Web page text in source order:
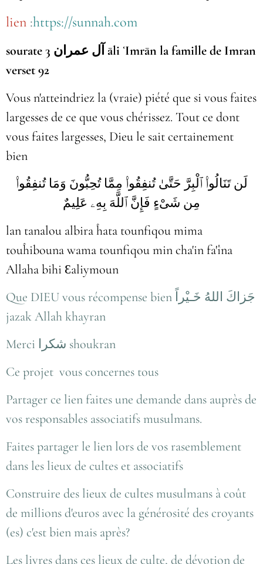
lien :https://sunnah.com
sourate 3 آل عمران āli ʿImrān la famille de Imran
verset 92
Vous n'atteindriez la (vraie) piété que si vous faites
largesses de ce que vous chérissez. Tout ce dont
vous faites largesses, Dieu le sait certainement
bien
لَن تَنَالُوا۟ ٱلْبِرَّ حَتَّىٰ تُنفِقُوا۟ مِمَّا تُحِبُّونَ وَمَا تُنفِقُوا۟
مِن شَىْءٍ فَإِنَّ ٱللَّهَ بِهِۦ عَلِيمٌ
lan tanalou albira ĥata tounfiqou mima
touĥibouna wama tounfiqou min cha'in fa'îna
Allaha bihi Ɛaliymoun
Que DIEU vous récompense bien جَزاكَ اللهُ خَـيْراً
jazak Allah khayran
Merci شكرا shoukran
Ce projet vous concernes tous
Partager ce lien faites une demande dans auprès de
vos responsables associatifs musulmans.
Faites partager le lien lors de vos rasemblement
dans les lieux de cultes et associatifs
Construire des lieux de cultes musulmans à coût
de millions d'euros avec la générosité des croyants
(es) c'est bien mais après?
Les livres dans ces lieux de culte, de dévotion de